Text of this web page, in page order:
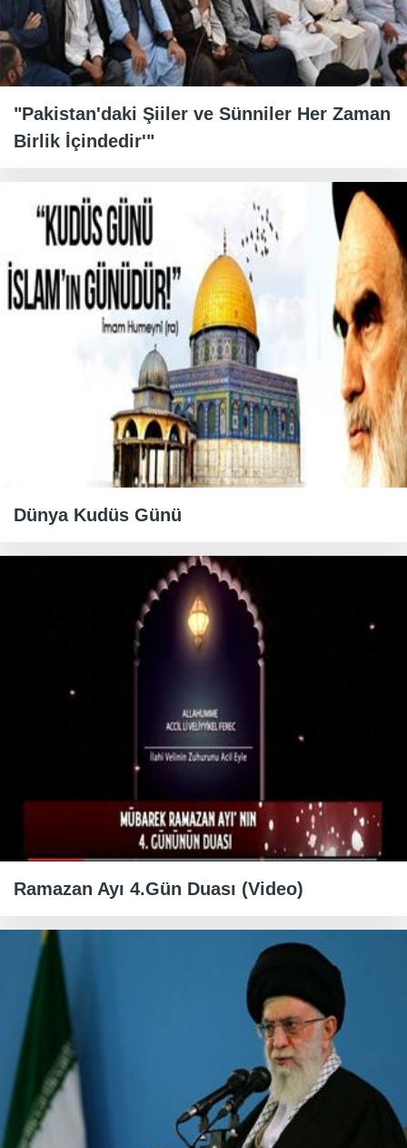
"Pakistan'daki Şiiler ve Sünniler Her Zaman
Birlik İçindedir'"
Dünya Kudüs Günü
Ramazan Ayı 4.Gün Duası (Video)